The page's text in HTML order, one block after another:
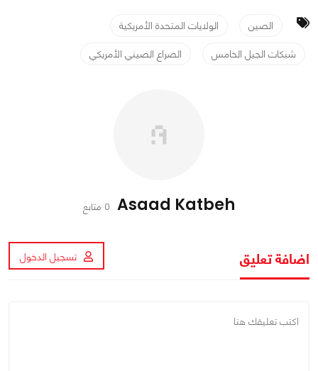
الصين
الولايات المتحدة الأمريكية
شبكات الجيل الخامس
الصراع الصيني الأمريكي
Asaad Katbeh 0 متابع
اضافة تعليق تسجيل الدخول